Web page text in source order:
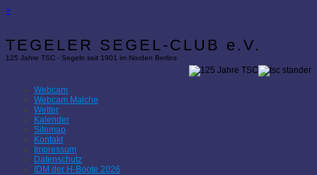
×
TEGELER SEGEL-CLUB e.V.
125 Jahre TSC - Segeln seit 1901 im Norden Berlins
Webcam
Webcam Malche
Wetter
Kalender
Sitemap
Kontakt
Impressum
Datenschutz
IDM der H-Boote 2026